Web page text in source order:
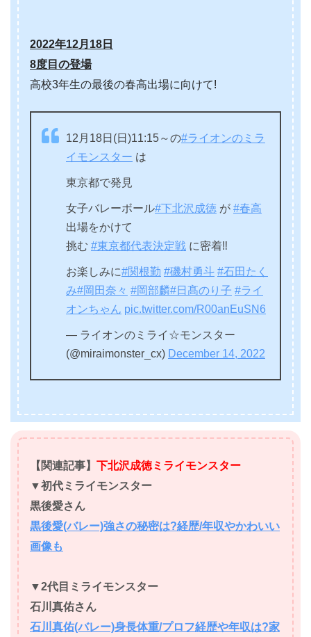
2022年12月18日
8度目の登場
高校3年生の最後の春高出場に向けて!
12月18日(日)11:15～の#ライオンのミラ
イモンスター は
東京都で発見
女子バレーボール#下北沢成徳 が #春高
出場をかけて
挑む #東京都代表決定戦 に密着‼️
お楽しみに#関根勤 #磯村勇斗 #石田たく
み#岡田奈々 #岡部麟#日髙のり子 #ライ
オンちゃん pic.twitter.com/R00anEuSN6
— ライオンのミライ☆モンスター
(@miraimonster_cx) December 14, 2022
【関連記事】 下北沢成徳ミライモンスター
▼初代ミライモンスター
黒後愛さん
黒後愛(バレー)強さの秘密は?経歴/年収やかわいい
画像も
▼2代目ミライモンスター
石川真佑さん
石川真佑(バレー)身長体重/プロフ経歴や年収は?家